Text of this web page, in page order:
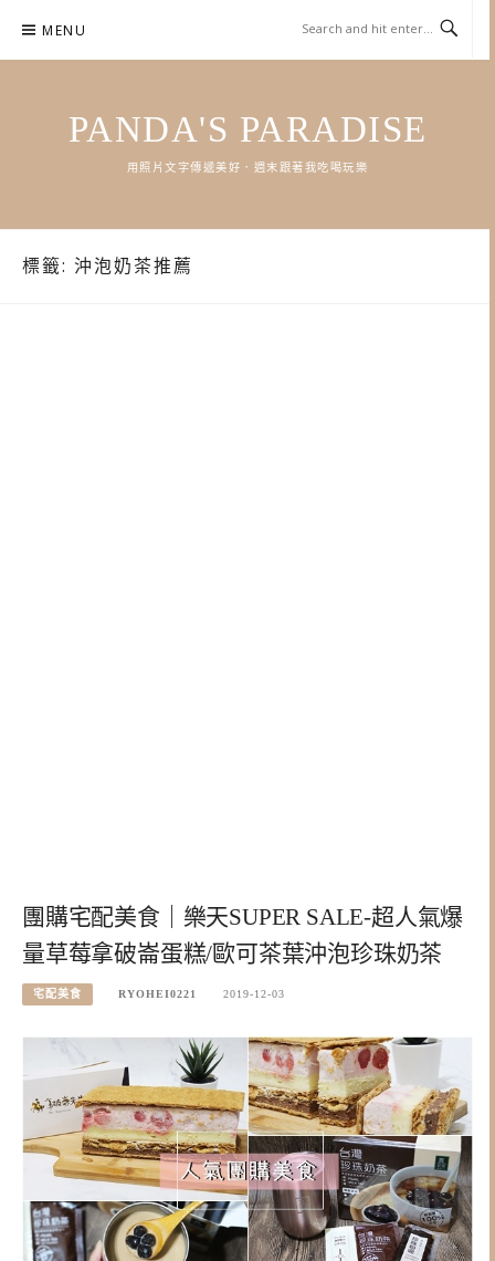
content
MENU
PANDA'S PARADISE
用照片文字傳遞美好．週末跟著我吃喝玩樂
標籤: 沖泡奶茶推薦
團購宅配美食｜樂天SUPER SALE-超人氣爆
量草莓拿破崙蛋糕/歐可茶葉沖泡珍珠奶茶
宅配美食 RYOHEI0221 2019-12-03